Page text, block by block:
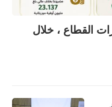
القطاع ، خلال